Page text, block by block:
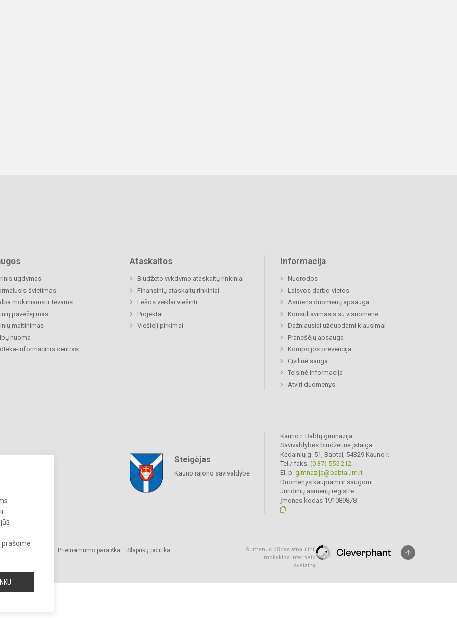
prašome
ugdymas
švietimas
mokiniams ir tėvams
pavėžėjimas
maitinimas
nuoma
informacinis centras
Ataskaitos
Biudžeto vykdymo ataskaitų rinkiniai
Finansinių ataskaitų rinkiniai
Lėšos veiklai viešinti
Projektai
Viešieji pirkimai
Informacija
Nuorodos
Laisvos darbo vietos
Asmens duomenų apsauga
Konsultavimasis su visuomene
Dažniausiai užduodami klausimai
Pranešėjų apsauga
Korupcijos prevencija
Civilinė sauga
Teisinė informacija
Atviri duomenys
Steigėjas
Kauno rajono savivaldybė
Kauno r. Babtų gimnazija
Savivaldybės biudžetinė įstaiga
Kėdainių g. 51, Babtai, 54329 Kauno r.
Tel./ faks. (0 37) 555 212
El. p. gimnazija@babtai.lm.lt
Duomenys kaupiami ir saugomi
Juridinių asmenų registre
Įmonės kodas 191089878
Prieinamumo paraiška Slapukų politika
Sumanus būdas atnaujinti
mokyklos interneto
svetainę